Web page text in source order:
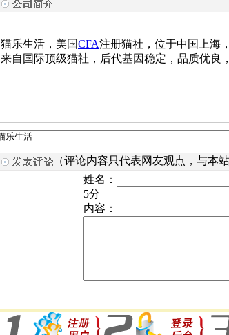
猫乐生活，美国CFA注册猫社，位于中国上海
来自国际顶级猫社，后代基因稳定，品质优良
（评论内容只代表网友观点，与本
姓名：
5分
内容：